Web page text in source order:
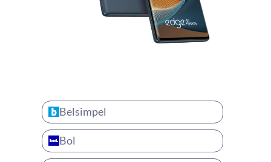
Belsimpel
Bol